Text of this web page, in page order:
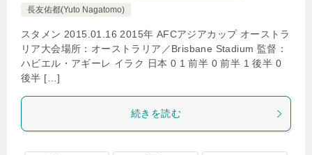
長友佑都(Yuto Nagatomo)
スタメン 2015.01.16 2015年 AFCアジアカップ オーストラ
リア大会場所：オーストラリア／Brisbane Stadium 監督：
ハビエル・アギーレ イラク 日本 0 1 前半 0 前半 1 後半 0
後半 […]
続きを読む